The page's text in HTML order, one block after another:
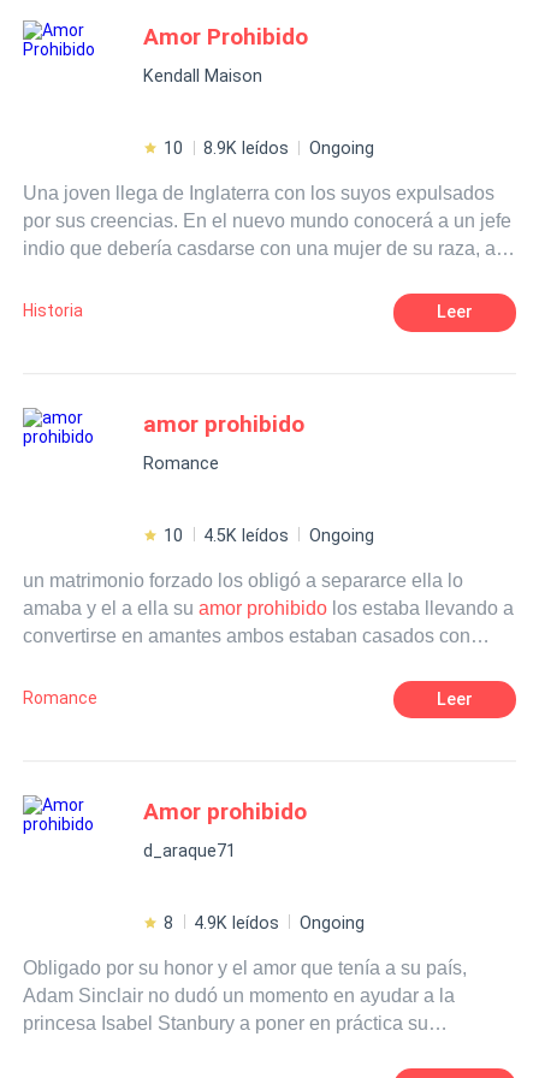
¿Él tendrá el valor para amarme? O lo nuestro es solo
algo PROHIBIDO.
Amor Prohibido
Kendall Maison
10 8.9K leídos Ongoing
Una joven llega de Inglaterra con los suyos expulsados
por sus creencias. En el nuevo mundo conocerá a un jefe
indio que debería casdarse con una mujer de su raza, al
padre eligiese para ella. Pero las circunstancias jugarán
a favor de ambos y un destino ya prefijado hará que se
Historia Leer
amor prohibido
Romance
10 4.5K leídos Ongoing
un matrimonio forzado los obligó a separarce ella lo
amaba y el a ella suamor prohibido los estaba llevando a
convertirse en amantes ambos estaban casados con
Romance Leer
Amor prohibido
d_araque71
8 4.9K leídos Ongoing
Obligado por su honor y el amor que tenía a su país,
Adam Sinclair no dudó un momento en ayudar a la
princesa Isabel Stanbury a poner en práctica su